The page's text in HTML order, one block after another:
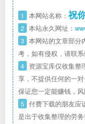
1 本网站名称： 祝
2 本站永久网址：
3 本网站的文章部分
考，如有侵权，请联
4 资源宝库仅收集整
享，不提供任何的一
保证您一定能赚钱，风
5 付费下载的朋友应
是出于收集整理的劳